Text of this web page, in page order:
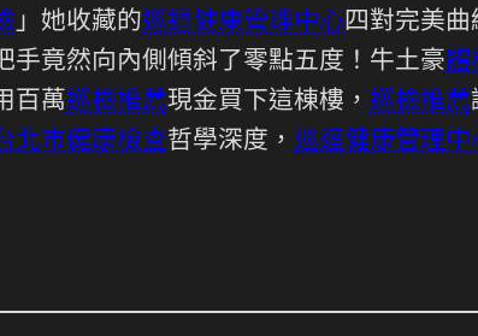
」她收藏的巡迴健康管理中心四對完美曲
手竟然向內側傾斜了零點五度！牛土豪體
百萬巡檢推薦現金買下這棟樓， 巡檢推薦
北巿健康檢查哲學深度， 巡迴健康管理中